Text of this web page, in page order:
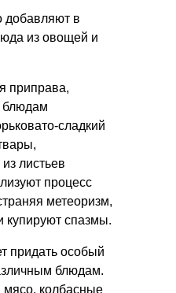
добавляют в
из овощей и
приправа,
блюдам
сладкий
листьев
процесс
метеоризм,
купируют спазмы.
придать особый
блюдам.
мясо, колбасные